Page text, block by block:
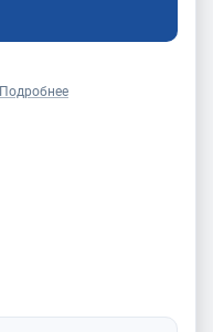
Подробнее